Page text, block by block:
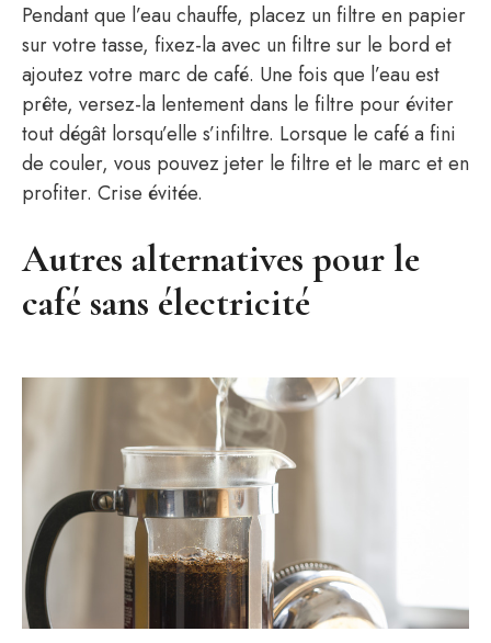
Pendant que l’eau chauffe, placez un filtre en papier
sur votre tasse, fixez-la avec un filtre sur le bord et
ajoutez votre marc de café. Une fois que l’eau est
prête, versez-la lentement dans le filtre pour éviter
tout dégât lorsqu’elle s’infiltre. Lorsque le café a fini
de couler, vous pouvez jeter le filtre et le marc et en
profiter. Crise évitée.
Autres alternatives pour le
café sans électricité